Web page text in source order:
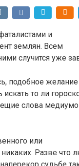
и
землян. Всем
случится уже
подобное
то ли
слова
или
Разве что